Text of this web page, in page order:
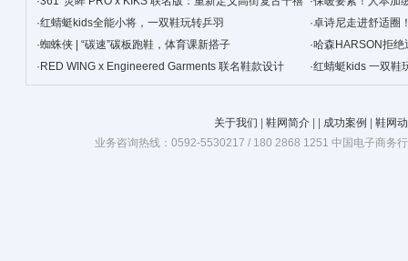
跑鞋
·红蜻蜓kids全能小将，一双鞋玩转乒羽 ·卓诗尼走进舒适圈
·蜘蛛侠 | “碳速”碳板跑鞋，体育课新搭子 ·哈森HARSON拒绝
· RED WING x Engineered Garments 联名鞋款设计 ·红蜻蜓kids 一双鞋
关于我们 鞋网简介 成功案例
鞋网
业务咨询热线：0592-5530217 / 180 2868 1251 中国电子商务